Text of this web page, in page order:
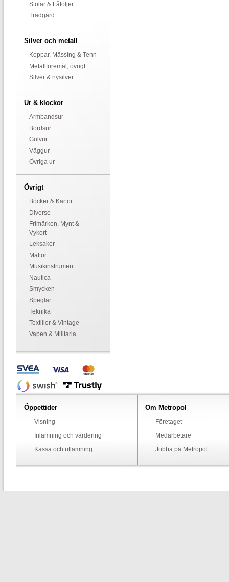
Stolar & Fåtöljer
Trädgård
Silver och metall
Koppar, Mässing & Tenn
Metallföremål, övrigt
Silver & nysilver
Ur & klockor
Armbandsur
Bordsur
Golvur
Väggur
Övriga ur
Övrigt
Böcker & Kartor
Diverse
Frimärken, Mynt &
Vykort
Leksaker
Mattor
Musikinstrument
Nautica
Smycken
Speglar
Teknika
Textilier & Vintage
Vapen & Militaria
Öppettider
Visning
Inlämning och värdering
Kassa och utlämning
Om Metropol
Företaget
Medarbetare
Jobba på Metropol